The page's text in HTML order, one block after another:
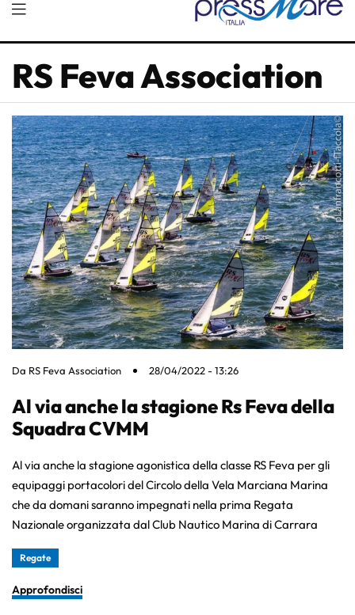
RS Feva Association
Da RS Feva Association 28/04/2022 - 13:26
Al via anche la stagione Rs Feva della
Squadra CVMM
Al via anche la stagione agonistica della classe RS Feva per gli
equipaggi portacolori del Circolo della Vela Marciana Marina
che da domani saranno impegnati nella prima Regata
Nazionale organizzata dal Club Nautico Marina di Carrara
Regate
Approfondisci